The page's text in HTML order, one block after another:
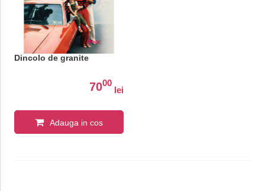
Dincolo de granite
7000
lei
Adauga in cos